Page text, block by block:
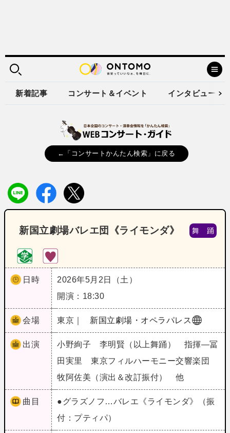
新着記事 コンサート＆イベント インタビュー
←「コンサートかんたん検索」に戻る
新国立劇場バレエ団《ライモンダ》 舞 踊
日時
2026年5月2日（土）
開演：18:30
会場 東京｜ 新国立劇場・オペラパレス
出演
小野絢子 李明賢（以上舞踊） 指揮―冨
田実里 東京フィルハーモニー交響楽団
牧阿佐美（演出＆改訂振付） 他
曲目
●グラズノフ…バレエ《ライモンダ》（振
付：プティパ）